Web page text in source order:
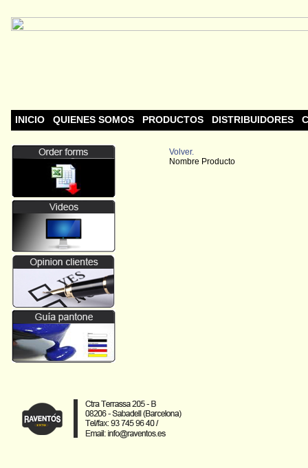
INICIO QUIENES SOMOS PRODUCTOS DISTRIBUIDORES
Volver.
Nombre Producto